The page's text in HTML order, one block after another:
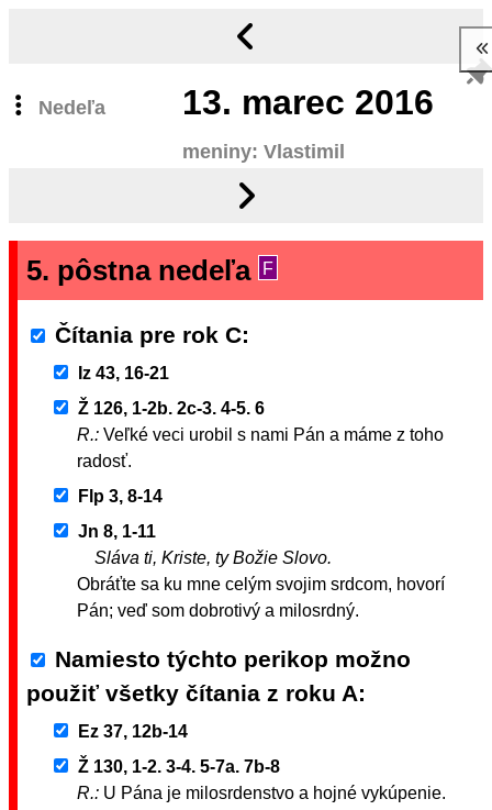
Nedeľa 13. marec 2016
meniny: Vlastimil
5. pôstna nedeľa F
Čítania pre rok C
Iz 43, 16-21
Ž 126, 1-2b. 2c-3. 4-5. 6
R.: Veľké veci urobil s nami Pán a máme z toho
radosť.
Flp 3, 8-14
Jn 8, 1-11
Sláva ti, Kriste, ty Božie Slovo.
Obráťte sa ku mne celým svojim srdcom, hovorí
Pán; veď som dobrotivý a milosrdný.
Namiesto týchto perikop možno
použiť všetky čítania z roku A
Ez 37, 12b-14
Ž 130, 1-2. 3-4. 5-7a. 7b-8
R.: U Pána je milosrdenstvo a hojné vykúpenie.